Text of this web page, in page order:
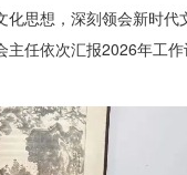
思想，深刻领会新时代
主任依次汇报2026年工